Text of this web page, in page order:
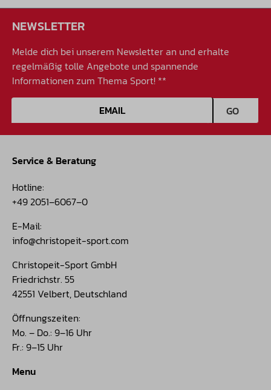
NEWSLETTER
Melde dich bei unserem Newsletter an und erhalte
regelmäßig tolle Angebote und spannende
Informationen zum Thema Sport! **
E-Mail-Adresse
GO
Service & Beratung
Hotline:
+49 2051–6067–0
E-Mail:
info@christopeit-sport.com
Christopeit-Sport GmbH
Friedrichstr. 55
42551 Velbert, Deutschland
Öffnungszeiten:
Mo. – Do.: 9–16 Uhr
Fr.: 9–15 Uhr
Menu